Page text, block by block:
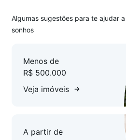
Algumas sugestões para te ajudar
sonhos
Menos de
R$ 500.000
Veja imóveis
A partir de